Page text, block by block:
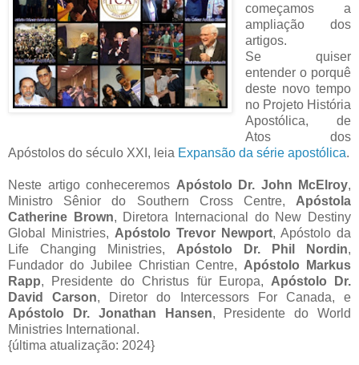
começamos a
ampliação dos
artigos.
Se quiser
entender o porquê
deste novo tempo
no Projeto História
Apostólica, de
Atos dos
Apóstolos do século XXI, leia Expansão da série apostólica.
Neste artigo conheceremos Apóstolo Dr. John McElroy,
Ministro Sênior do Southern Cross Centre, Apóstola
Catherine Brown, Diretora Internacional do New Destiny
Global Ministries, Apóstolo Trevor Newport, Apóstolo da
Life Changing Ministries, Apóstolo Dr. Phil Nordin,
Fundador do Jubilee Christian Centre, Apóstolo Markus
Rapp, Presidente do Christus für Europa, Apóstolo Dr.
David Carson, Diretor do Intercessors For Canada, e
Apóstolo Dr. Jonathan Hansen, Presidente do World
Ministries International.
{última atualização: 2024}